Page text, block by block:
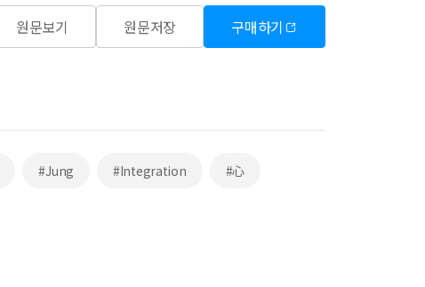
원문보기 원문저장 구매하기
#Jung #Integration #心